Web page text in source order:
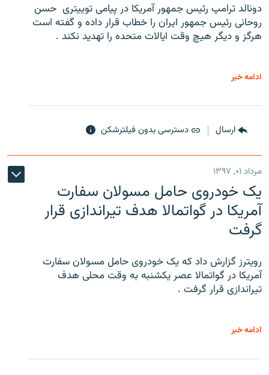
دونالد ترامپ رئیس جمهور آمریکا در پیامی توییتری ‌ حسن
روحانی رئیس جمهور ایران را خطاب قرار داده و گفته است
هرگز و دیگر هیچ وقت ایالات متحده را تهدید نکند .
ادامه خبر
ارسال دسترسی بدون فیلترشکن
مرداد ۰۱, ۱۳۹۷
یک خودروی حامل مسولان سفارت
آمریکا در گواتمالا هدف تیراندازی قرار
گرفت
رویترز گزارش داد که یک خودروی حامل مسولان سفارت
آمریکا در گواتمالا عصر یکشنبه به وقت محلی هدف
تیراندازی قرار گرفت .
ادامه خبر